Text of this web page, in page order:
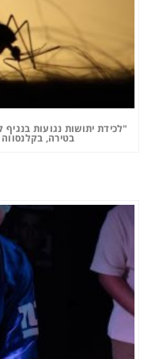
"לכידת יתושות נגועות
בטירה,